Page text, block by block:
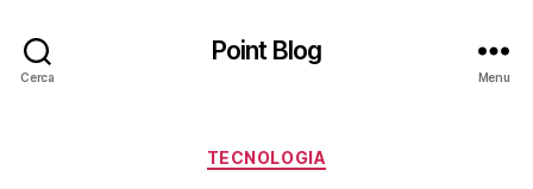
Cerca
Point Blog
Menu
Categorie
TECNOLOGIA